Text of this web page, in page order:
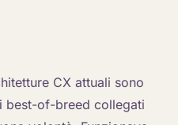
CX attuali sono
best-of-breed collegati